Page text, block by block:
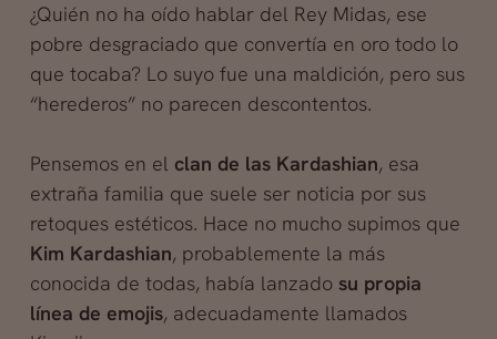
¿Quién no ha oído hablar del Rey Midas, ese
pobre desgraciado que convertía en oro todo lo
que tocaba? Lo suyo fue una maldición, pero sus
“herederos” no parecen descontentos.
Pensemos en el clan de las Kardashian, esa
extraña familia que suele ser noticia por sus
retoques estéticos. Hace no mucho supimos que
Kim Kardashian, probablemente la más
conocida de todas, había lanzado su propia
línea de emojis, adecuadamente llamados